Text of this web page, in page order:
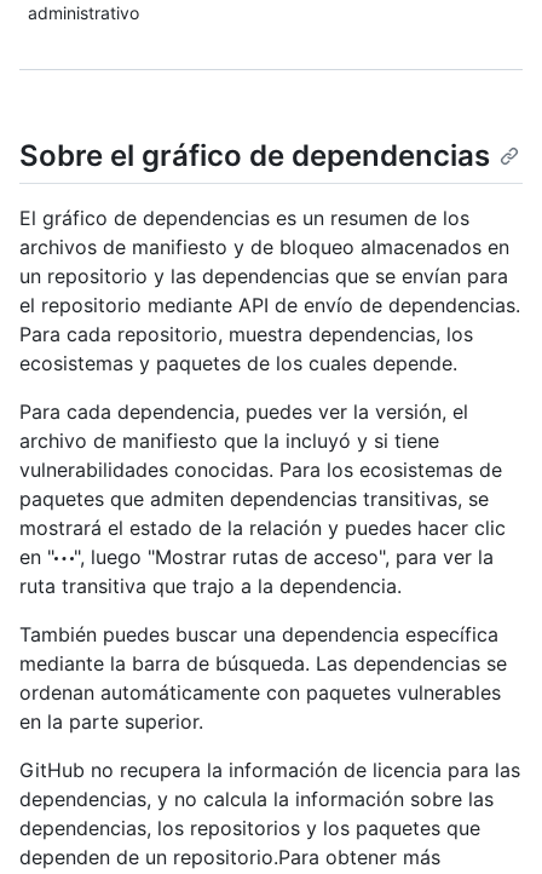
administrativo
Sobre el gráfico de dependencias
El gráfico de dependencias es un resumen de los
archivos de manifiesto y de bloqueo almacenados en
un repositorio y las dependencias que se envían para
el repositorio mediante API de envío de dependencias.
Para cada repositorio, muestra dependencias, los
ecosistemas y paquetes de los cuales depende.
Para cada dependencia, puedes ver la versión, el
archivo de manifiesto que la incluyó y si tiene
vulnerabilidades conocidas. Para los ecosistemas de
paquetes que admiten dependencias transitivas, se
mostrará el estado de la relación y puedes hacer clic
en "
", luego "Mostrar rutas de acceso", para ver la
ruta transitiva que trajo a la dependencia.
También puedes buscar una dependencia específica
mediante la barra de búsqueda. Las dependencias se
ordenan automáticamente con paquetes vulnerables
en la parte superior.
GitHub no recupera la información de licencia para las
dependencias, y no calcula la información sobre las
dependencias, los repositorios y los paquetes que
dependen de un repositorio.Para obtener más